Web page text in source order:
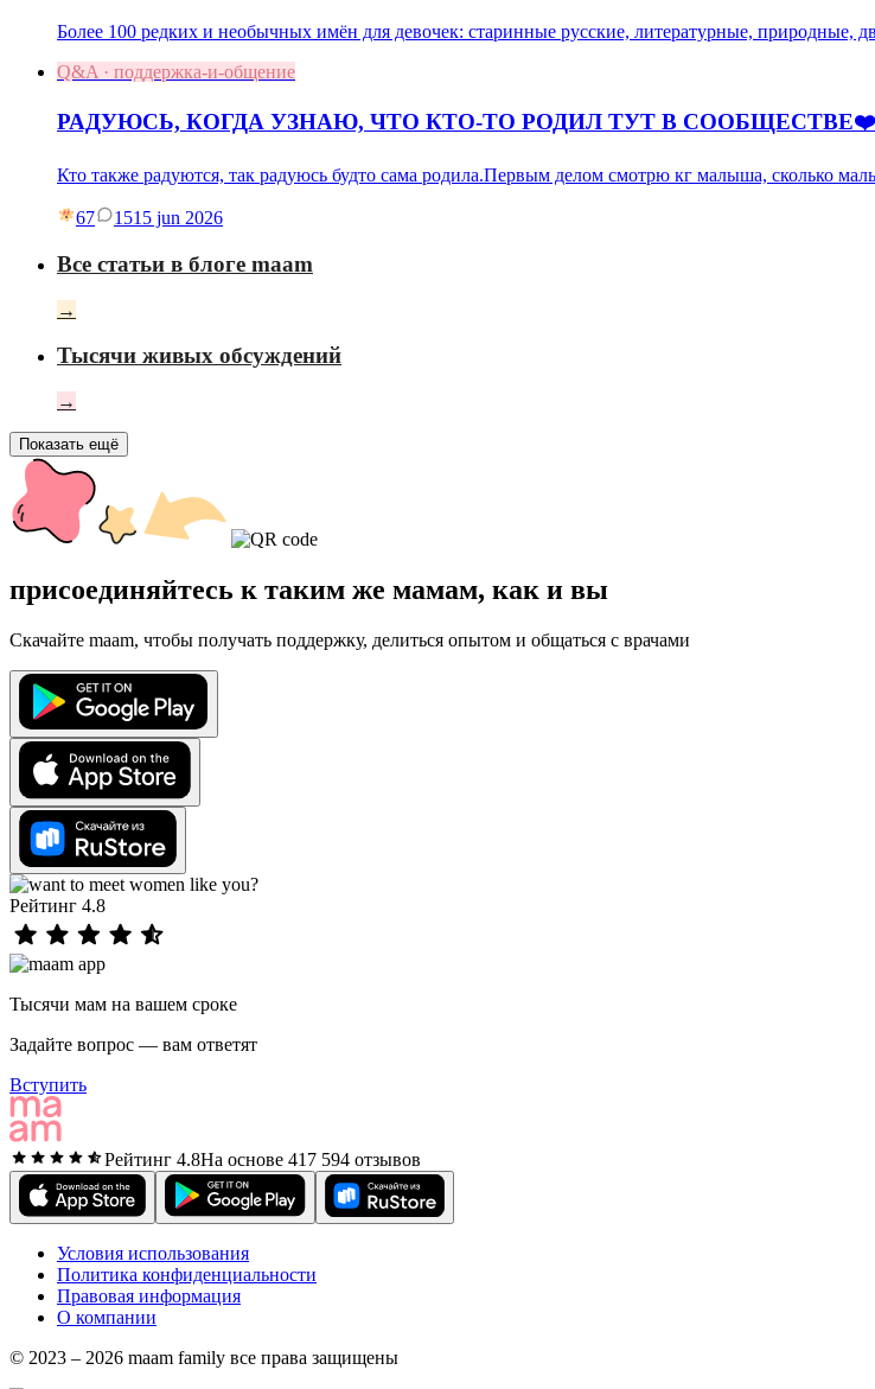
Более 100 редких и необычных имён для девочек: старинные русские, литературные, природные,
Q&A · поддержка-и-общение
РАДУЮСЬ, КОГДА УЗНАЮ, ЧТО КТО-ТО РОДИЛ ТУТ В
Кто также радуются, так радуюсь будто сама родила.Первым делом смотрю кг малыша, сколько
67 1515 jun 2026
Все статьи в блоге maam
→
Тысячи живых обсуждений
→
Показать ещё
присоединяйтесь к таким же мамам, как и вы
Скачайте maam, чтобы получать поддержку, делиться опытом и общаться с врачами
Рейтинг 4.8
Тысячи мам на вашем сроке
Задайте вопрос — вам ответят
Вступить
Рейтинг 4.8На основе 417 594 отзывов
Условия использования
Политика конфиденциальности
Правовая информация
О компании
© 2023 – 2026 maam family все права защищены